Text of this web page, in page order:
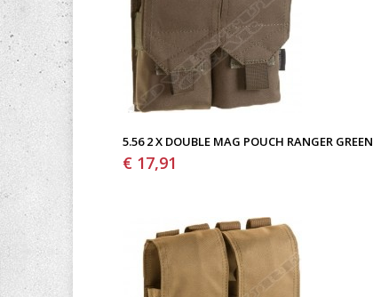
5.56 2 X DOUBLE MAG POUCH RANGER GREEN
€ 17,91